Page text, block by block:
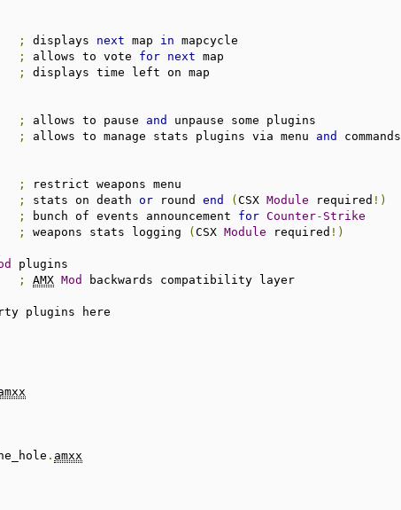
; displays next map in mapcycle
; allows to vote for next map
; displays time left on map
; allows to pause and
unpause some plugins
; allows to manage stats plugins via menu and commands
;
restrict weapons menu
; stats on death or round end (CSX Module required !)
; bunch of events announcement for Counter- Strike
; weapons stats logging (CSX Module required !)
; AMX Mod backwards compatibility layer
plugins here
. amxx